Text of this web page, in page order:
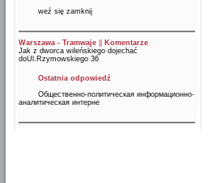
weź się zamknij
Warszawa - Tramwaje
Komentarze
Jak z dworca wileńskiego dojechać
doUl.Rzymowskiego 36
Ostatnia odpowiedź
Общественно-политическая информационно-
аналитическая интерне